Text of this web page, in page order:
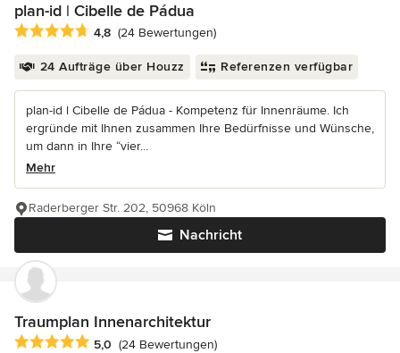
plan-id | Cibelle de Pádua
Durchschnittliche Bewertung: 4.8 von 5 Sternen
4,8 (24 Bewertungen)
24 Aufträge über Houzz Referenzen verfügbar
plan-id l Cibelle de Pádua - Kompetenz für Innenräume. Ich
ergründe mit Ihnen zusammen Ihre Bedürfnisse und Wünsche,
um dann in Ihre “vier...
Mehr
Nachricht
Raderberger Str. 202, 50968 Köln
Traumplan Innenarchitektur
Durchschnittliche Bewertung: 5 von 5 Sternen
5,0 (24 Bewertungen)